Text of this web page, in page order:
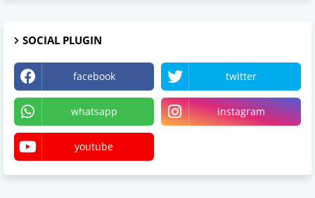
SOCIAL PLUGIN
facebook twitter
whatsapp instagram
youtube